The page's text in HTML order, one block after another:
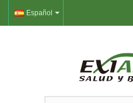
Español